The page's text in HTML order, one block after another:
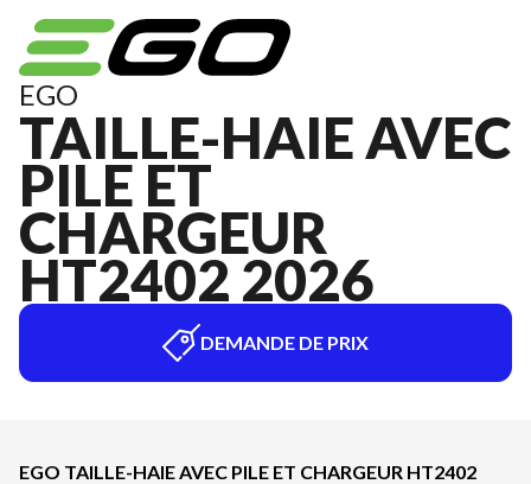
EGO
TAILLE-HAIE AVEC
PILE ET
CHARGEUR
HT2402 2026
DEMANDE DE PRIX
EGO TAILLE-HAIE AVEC PILE ET CHARGEUR HT2402